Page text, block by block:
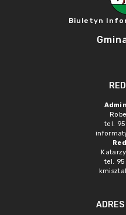
Biuletyn
tel.
tel.
ADRES